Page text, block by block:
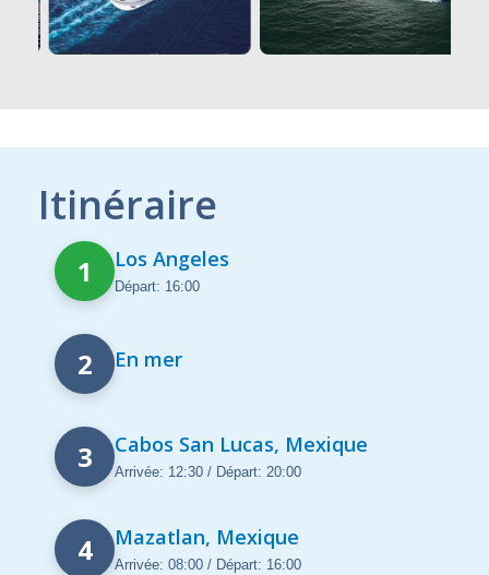
Itinéraire
1 Los Angeles
Départ: 16:00
2 En mer
3 Cabos San Lucas, Mexique
Arrivée: 12:30 / Départ: 20:00
4 Mazatlan, Mexique
Arrivée: 08:00 / Départ: 16:00